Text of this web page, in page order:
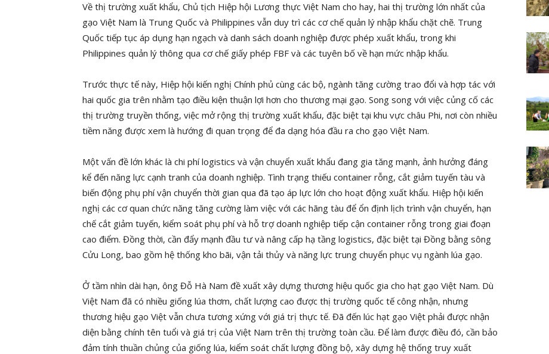
Về thị trường xuất khẩu, Chủ tịch Hiệp hội Lương thực Việt Nam cho hay, hai thị trường lớn nhất của
gạo Việt Nam là Trung Quốc và Philippines vẫn duy trì các cơ chế quản lý nhập khẩu chặt chẽ. Trung
Quốc tiếp tục áp dụng hạn ngạch và danh sách doanh nghiệp được phép xuất khẩu, trong khi
Philippines quản lý thông qua cơ chế giấy phép FBF và các tuyên bố về hạn mức nhập khẩu.
Trước thực tế này, Hiệp hội kiến nghị Chính phủ cùng các bộ, ngành tăng cường trao đổi và hợp tác với
hai quốc gia trên nhằm tạo điều kiện thuận lợi hơn cho thương mại gạo. Song song với việc củng cố các
thị trường truyền thống, việc mở rộng thị trường xuất khẩu, đặc biệt tại khu vực châu Phi, nơi còn nhiều
tiềm năng được xem là hướng đi quan trọng để đa dạng hóa đầu ra cho gạo Việt Nam.
Một vấn đề lớn khác là chi phí logistics và vận chuyển xuất khẩu đang gia tăng mạnh, ảnh hưởng đáng
kể đến năng lực cạnh tranh của doanh nghiệp. Tình trạng thiếu container rỗng, cắt giảm tuyến tàu và
biến động phụ phí vận chuyển thời gian qua đã tạo áp lực lớn cho hoạt động xuất khẩu. Hiệp hội kiến
nghị các cơ quan chức năng tăng cường làm việc với các hãng tàu để ổn định lịch trình vận chuyển, hạn
chế cắt giảm tuyến, kiểm soát phụ phí và hỗ trợ doanh nghiệp tiếp cận container rỗng trong giai đoạn
cao điểm. Đồng thời, cần đẩy mạnh đầu tư và nâng cấp hạ tầng logistics, đặc biệt tại Đồng bằng sông
Cửu Long, bao gồm hệ thống kho bãi, vận tải thủy và năng lực trung chuyển phục vụ ngành lúa gạo.
Ở tầm nhìn dài hạn, ông Đỗ Hà Nam đề xuất xây dựng thương hiệu quốc gia cho hạt gạo Việt Nam. Dù
Việt Nam đã có nhiều giống lúa thơm, chất lượng cao được thị trường quốc tế công nhận, nhưng
thương hiệu gạo Việt vẫn chưa tương xứng với giá trị thực tế. Đã đến lúc hạt gạo Việt phải được nhận
diện bằng chính tên tuổi và giá trị của Việt Nam trên thị trường toàn cầu. Để làm được điều đó, cần bảo
đảm tính thuần chủng của giống lúa, kiểm soát chất lượng đồng bộ, xây dựng hệ thống truy xuất